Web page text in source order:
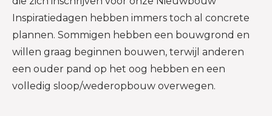
Inspiratiedagen hebben immers toch al concrete
plannen. Sommigen hebben een bouwgrond en
willen graag beginnen bouwen, terwijl anderen
een ouder pand op het oog hebben en een
volledig sloop/wederopbouw overwegen.